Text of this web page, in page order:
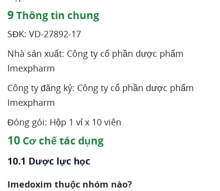
9Thông tin chung
SĐK: VD-27892-17
Nhà sản xuất: Công ty cổ phần dược phẩm
Imexpharm
Công ty đăng ký: Công ty cổ phần dược phẩm
Imexpharm
Đóng gói: Hộp 1 vỉ x 10 viên
10 Cơ chế tác dụng
10.1 Dược lực học
Imedoxim thuộc nhóm nào?